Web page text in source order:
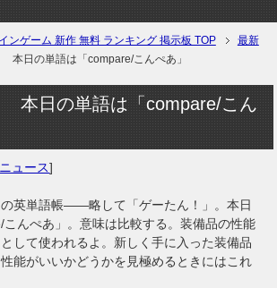
ンゲーム 新作 無料 ランキング 掲示板 TOP
最新
本日の単語は「compare/こんぺあ」
本日の単語は「compare/こん
ュース]
英単語帳――略して「ゲーたん！」。本日
んぺあ」。意味は比較する。装備品の性能
して使われるよ。新しく手に入った装備品
能がいいかどうかを見極めるときにはこれ